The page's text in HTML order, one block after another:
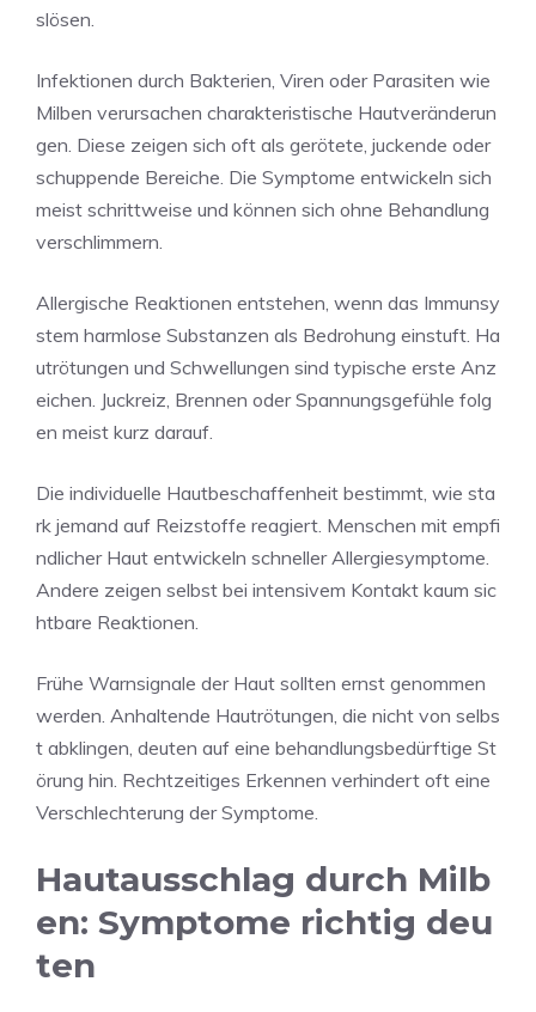
slösen.
Infektionen durch Bakterien, Viren oder Parasiten wie
Milben verursachen charakteristische Hautveränderun
gen. Diese zeigen sich oft als gerötete, juckende oder
schuppende Bereiche. Die Symptome entwickeln sich
meist schrittweise und können sich ohne Behandlung
verschlimmern.
Allergische Reaktionen entstehen, wenn das Immunsy
stem harmlose Substanzen als Bedrohung einstuft. Ha
utrötungen und Schwellungen sind typische erste Anz
eichen. Juckreiz, Brennen oder Spannungsgefühle folg
en meist kurz darauf.
Die individuelle Hautbeschaffenheit bestimmt, wie sta
rk jemand auf Reizstoffe reagiert. Menschen mit empfi
ndlicher Haut entwickeln schneller Allergiesymptome.
Andere zeigen selbst bei intensivem Kontakt kaum sic
htbare Reaktionen.
Frühe Warnsignale der Haut sollten ernst genommen
werden. Anhaltende Hautrötungen, die nicht von selbs
t abklingen, deuten auf eine behandlungsbedürftige St
örung hin. Rechtzeitiges Erkennen verhindert oft eine
Verschlechterung der Symptome.
Hautausschlag durch Milb
en: Symptome richtig deu
ten